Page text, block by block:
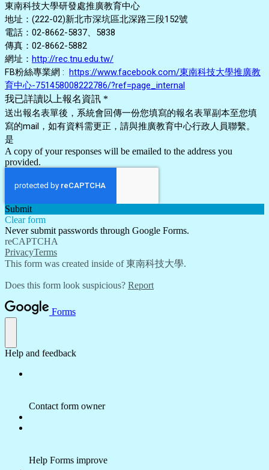
東南科技大學研發處推廣教育中心
地址：(222-02)新北市深坑區北深路三段152號
電話：02-8662-5837、5838
傳真：02-8662-5882
網址： http://rec.tnu.edu.tw/
FB粉絲專業網 : https://www.facebook.com/東南科技大學推廣教
育中心-751458008222786/?ref=page_internal
我已詳讀以上報名資訊 *
送出報名表單後，系統會回傳一份您填寫的報名表單副本至您填
寫的mail，如有資料需更正，請與推廣教育中心行政人員聯繫。
是
A copy of your responses will be emailed to the address you
provided.
Submit
Clear form
Never submit passwords through Google Forms.
reCAPTCHA
PrivacyTerms
This form was created inside of 東南科技大學.
Does this form look suspicious? Report
Forms
Help and feedback
Contact form owner
Help Forms improve